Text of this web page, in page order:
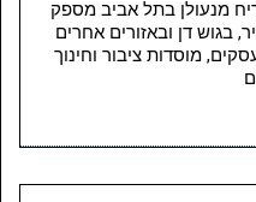
מנעולן בתל אביב מספק
בגוש דן ובאזורים אחרים
מוסדות ציבור וחינוך